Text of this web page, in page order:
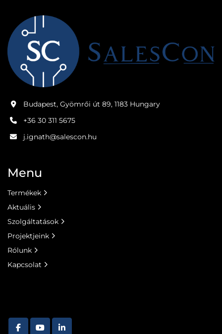
Budapest, Gyömrői út 89, 1183 Hungary
+36 30 311 5675
j.ignath@salescon.hu
Menu
Termékek
Aktuális
Szolgáltatások
Projektjeink
Rólunk
Kapcsolat